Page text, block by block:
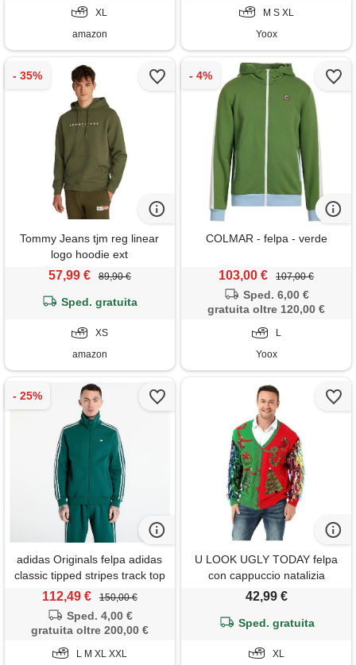
XL
amazon
M S XL
Yoox
Tommy Jeans tjm reg linear
logo hoodie ext
dm0dm20746, felpa con
(fatigue green), xs
57,99 € 89,90 €
Sped. gratuita
XS
amazon
COLMAR - felpa - verde
103,00 € 107,00 €
Sped. 6,00 €
gratuita oltre 120,00 €
L
Yoox
adidas Originals felpa adidas
classic tipped stripes track top
collegiate green
112,49 € 150,00 €
Sped. 4,00 €
gratuita oltre 200,00 €
L M XL XXL
U LOOK UGLY TODAY felpa
con cappuccio natalizia
unisex, maglioni natalizi brutti,
elfo o albero di natale, xl
42,99 €
Sped. gratuita
XL